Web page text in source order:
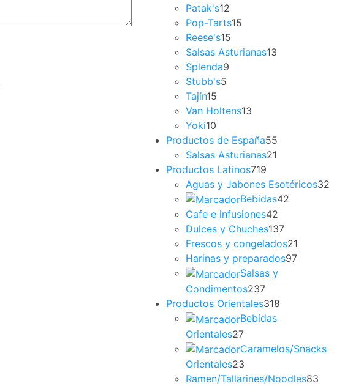
Patak's12
Pop-Tarts15
Reese's15
Salsas Asturianas13
Splenda9
Stubb's5
Tajín15
Van Holtens13
Yoki10
Productos de España55
Salsas Asturianas21
Productos Latinos719
Aguas y Jabones Esotéricos32
Bebidas42
Cafe e infusiones42
Dulces y Chuches137
Frescos y congelados21
Harinas y preparados97
Salsas y
Condimentos237
Productos Orientales318
Bebidas
Orientales27
Caramelos/Snacks
Orientales23
Ramen/Tallarines/Noodles83